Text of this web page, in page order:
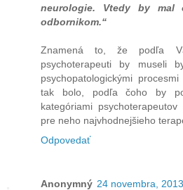
neurologie. Vtedy by mal
odbornikom.“
Znamená to, že podľa
psychoterapeuti by museli
psychopatologickými
tak bolo, podľa čoho by
kategóriami
pre neho najvhodnejšieho
Odpovedať
Anonymný 24 novembra,